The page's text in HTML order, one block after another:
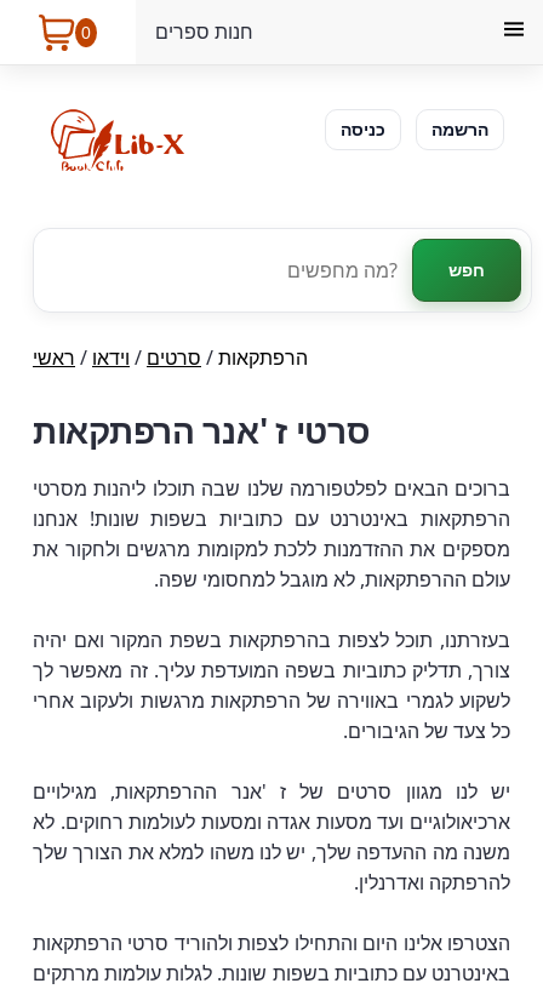
0 חנות ספרים
כניסה הרשמה
חפש
ראשי / וידאו / סרטים /הרפתקאות
סרטי ז 'אנר הרפתקאות
ברוכים הבאים לפלטפורמה שלנו שבה תוכלו ליהנות מסרטי
הרפתקאות באינטרנט עם כתוביות בשפות שונות! אנחנו
מספקים את ההזדמנות ללכת למקומות מרגשים ולחקור את
עולם ההרפתקאות, לא מוגבל למחסומי שפה.
בעזרתנו, תוכל לצפות בהרפתקאות בשפת המקור ואם יהיה
צורך, תדליק כתוביות בשפה המועדפת עליך. זה מאפשר לך
לשקוע לגמרי באווירה של הרפתקאות מרגשות ולעקוב אחרי
כל צעד של הגיבורים.
יש לנו מגוון סרטים של ז 'אנר ההרפתקאות, מגילויים
ארכיאולוגיים ועד מסעות אגדה ומסעות לעולמות רחוקים. לא
משנה מה ההעדפה שלך, יש לנו משהו למלא את הצורך שלך
להרפתקה ואדרנלין.
הצטרפו אלינו היום והתחילו לצפות ולהוריד סרטי הרפתקאות
באינטרנט עם כתוביות בשפות שונות. לגלות עולמות מרתקים